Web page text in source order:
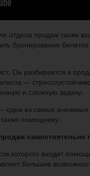
отдела продаж также
бронирование
Он разбирается в
—
и сложную задачу.
из самых значимых
помощнику.
которого входит
большие